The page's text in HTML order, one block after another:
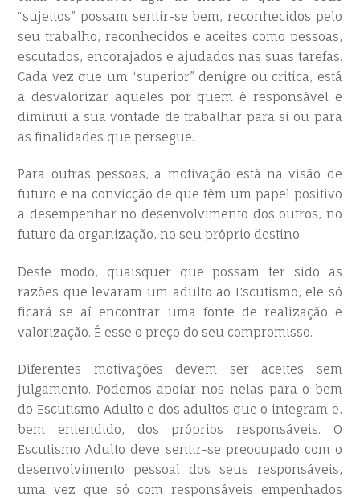
“sujeitos” possam sentir-se bem, reconhecidos pelo
seu trabalho, reconhecidos e aceites como pessoas,
escutados, encorajados e ajudados nas suas tarefas.
Cada vez que um “superior” denigre ou critica, está
a desvalorizar aqueles por quem é responsável e
diminui a sua vontade de trabalhar para si ou para
as finalidades que persegue.
Para outras pessoas, a motivação está na visão de
futuro e na convicção de que têm um papel positivo
a desempenhar no desenvolvimento dos outros, no
futuro da organização, no seu próprio destino.
Deste modo, quaisquer que possam ter sido as
razões que levaram um adulto ao Escutismo, ele só
ficará se aí encontrar uma fonte de realização e
valorização. É esse o preço do seu compromisso.
Diferentes motivações devem ser aceites sem
julgamento. Podemos apoiar-nos nelas para o bem
do Escutismo Adulto e dos adultos que o integram e,
bem entendido, dos próprios responsáveis. O
Escutismo Adulto deve sentir-se preocupado com o
desenvolvimento pessoal dos seus responsáveis,
uma vez que só com responsáveis empenhados